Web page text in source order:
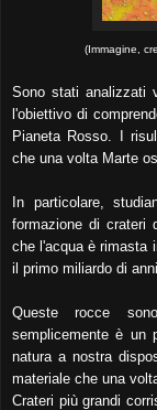
(Immagine,
Sono stati analizzati
l'obiettivo di
Pianeta Rosso. I
che una volta Marte
In particolare,
formazione di crateri
che l'acqua è rimasta
il primo miliardo di
Queste rocce
semplicemente è un
natura a nostra
materiale che una
Crateri più grandi